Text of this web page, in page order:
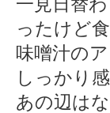
ったけど
味噌汁の
しっかり
あの辺は